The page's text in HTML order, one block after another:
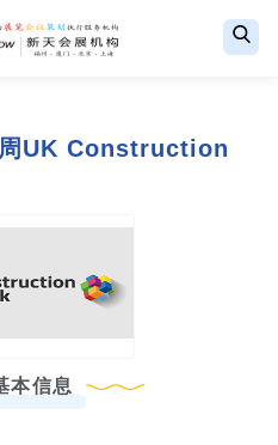
UK Construction
本信息